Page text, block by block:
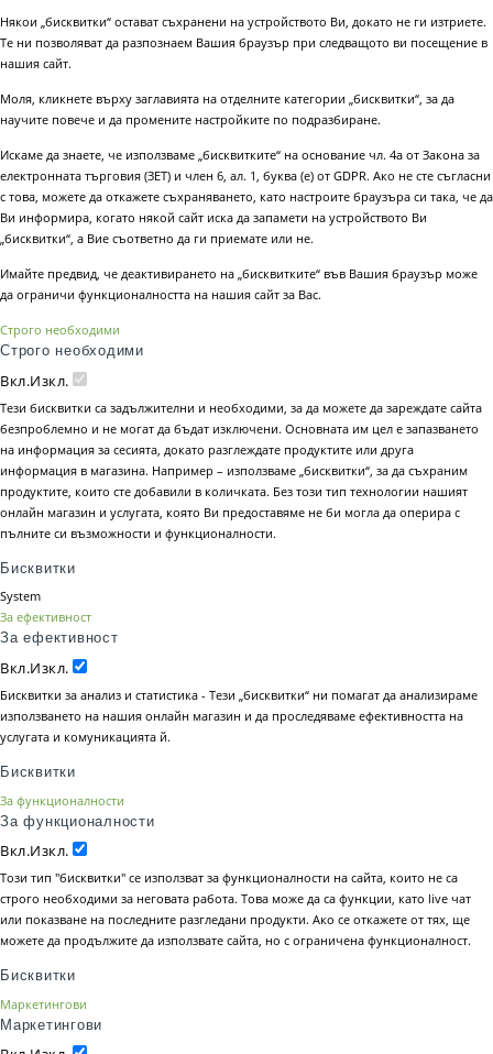
Някои „бисквитки“ остават съхранени на устройството Ви, докато не ги изтриете.
Те ни позволяват да разпознаем Вашия браузър при следващото ви посещение в
нашия сайт.
Моля, кликнете върху заглавията на отделните категории „бисквитки“, за да
научите повече и да промените настройките по подразбиране.
Искаме да знаете, че използваме „бисквитките“ на основание чл. 4а от Закона за
електронната търговия (ЗЕТ) и член 6, ал. 1, буква (е) от GDPR. Ако не сте съгласни
с това, можете да откажете съхраняването, като настроите браузъра си така, че да
Ви информира, когато някой сайт иска да запамети на устройството Ви
„бисквитки“, а Вие съответно да ги приемате или не.
Имайте предвид, че деактивирането на „бисквитките“ във Вашия браузър може
да ограничи функционалността на нашия сайт за Вас.
Строго необходими
Строго необходими
Вкл.Изкл.
Тези бисквитки са задължителни и необходими, за да можете да зареждате сайта
безпроблемно и не могат да бъдат изключени. Основната им цел е запазването
на информация за сесията, докато разглеждате продуктите или друга
информация в магазина. Например – използваме „бисквитки“, за да съхраним
продуктите, които сте добавили в количката. Без този тип технологии нашият
онлайн магазин и услугата, която Ви предоставяме не би могла да оперира с
пълните си възможности и функционалности.
Бисквитки
System
За ефективност
За ефективност
Вкл.Изкл.
Бисквитки за анализ и статистика - Тези „бисквитки“ ни помагат да анализираме
използването на нашия онлайн магазин и да проследяваме ефективността на
услугата и комуникацията й.
Бисквитки
За функционалности
За функционалности
Вкл.Изкл.
Този тип "бисквитки" се използват за функционалности на сайта, които не са
строго необходими за неговата работа. Това може да са функции, като live чат
или показване на последните разгледани продукти. Ако се откажете от тях, ще
можете да продължите да използвате сайта, но с ограничена функционалност.
Бисквитки
Маркетингови
Маркетингови